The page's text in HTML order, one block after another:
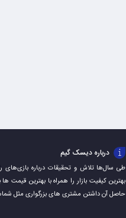
درباره دیسک گیم
طی سال‌ها تلاش و تحقیقات درباره بازی‌های
بهترین کیفیت بازار را همراه با بهترین قیمت
حاصل آن داشتن مشتری های بزرگواری مثل